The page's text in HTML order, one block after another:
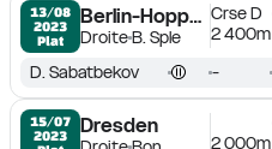
13/08
2023
Plat
Berlin-Hoppegarten
DroiteB. Sple
Crse D
2 400m
D. Sabatbekov -
15/07
2023
Dresden
2 000m